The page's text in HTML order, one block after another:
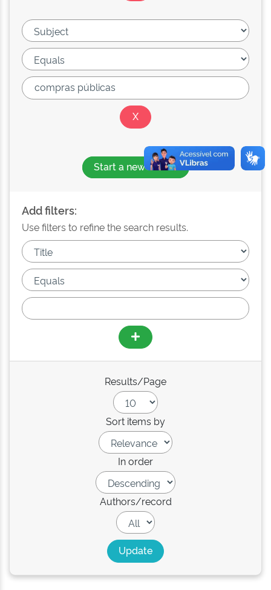
Start a new search
Add filters:
Use filters to refine the search results.
Results/Page
Sort items by
In order
Authors/record